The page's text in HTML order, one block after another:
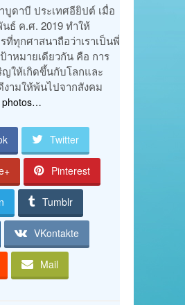
บูดาบี ประเทศอียิปต์ เมื่อ
ธ์ ค.ศ. 2019 ทำให้
ที่ทุกศาสนาถือว่าเราเป็นพี่
าหมายเดียวกัน คือ การ
ญให้เกิดขึ้นกับโลกและ
ามให้พ้นไปจากสังคม
Twitter
Pinterest
Tumblr
VKontakte
Mail